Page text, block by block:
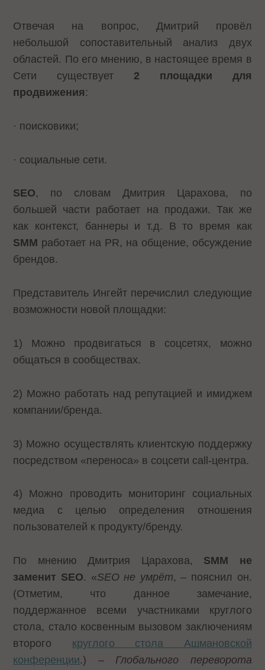
Отвечая на вопрос, Дмитрий провёл
небольшой сопоставительный анализ двух
областей. По его мнению, в настоящее время в
Сети существует 2 площадки для
продвижения :
· поисковики;
· социальные сети.
SEO, по словам Дмитрия Царахова, по
большей части работает на продажи. Так же
как контекст, баннеры и т.д. В то время как
SMM работает на PR, на общение, обсуждение
брендов.
Представитель Ингейт перечислил следующие
возможности новой площадки:
1) Можно продвигаться в соцсетях, можно
общаться в сообществах.
2) Можно работать над репутацией и имиджем
компании/бренда.
3) Можно осуществлять клиентскую поддержку
посредством «переноса» в соцсети call-центра.
4) Можно проводить мониторинг социальных
медиа с целью определения отношения
пользователей к продукту/бренду.
По мнению Дмитрия Царахова, SMM не
заменит SEO. «SEO не умрёт, – пояснил он.
(Отметим, что данное замечание,
поддержанное всеми участниками круглого
стола, стало косвенным вызовом заключениям
второго круглого стола Ашмановской
конференции.) – Глобального переворота